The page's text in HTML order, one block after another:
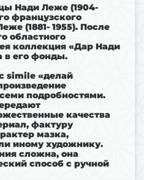
Нади Леже (1904-
французского
(1881- 1955). После
областного
коллекция «Дар Нади
в его фонды.
simile «делай
подробностями.
качества
фактуру
мазка,
иному художнику.
сложна, она
способ с ручной